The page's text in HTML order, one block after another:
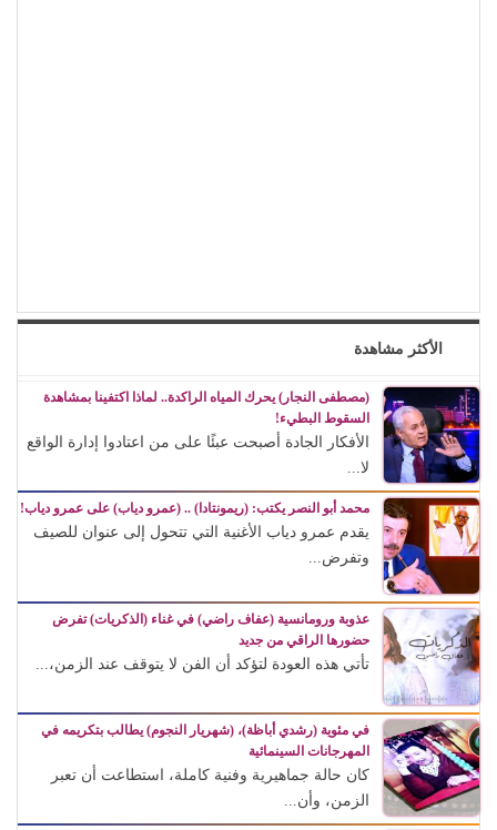
الأكثر مشاهدة
(مصطفى النجار) يحرك المياه الراكدة.. لماذا اكتفينا بمشاهدة
السقوط البطيء!
الأفكار الجادة أصبحت عبئًا على من اعتادوا إدارة الواقع
لا...
محمد أبو النصر يكتب: (ريمونتادا) .. (عمرو دياب) على عمرو دياب!
يقدم عمرو دياب الأغنية التي تتحول إلى عنوان للصيف
وتفرض...
عذوبة ورومانسية (عفاف راضي) في غناء (الذكريات) تفرض
حضورها الراقي من جديد
تأتي هذه العودة لتؤكد أن الفن لا يتوقف عند الزمن،...
في مئوية (رشدي أباظة)، (شهريار النجوم) يطالب بتكريمه في
المهرجانات السينمائية
كان حالة جماهيرية وفنية كاملة، استطاعت أن تعبر
الزمن، وأن...